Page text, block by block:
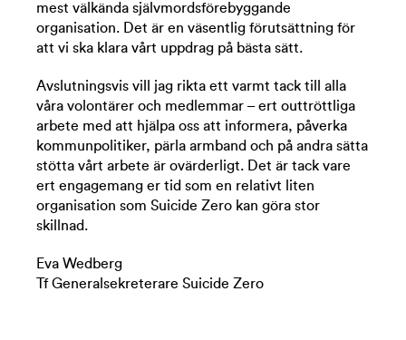
mest välkända självmordsförebyggande
organisation. Det är en väsentlig förutsättning för
att vi ska klara vårt uppdrag på bästa sätt.
Avslutningsvis vill jag rikta ett varmt tack till alla
våra volontärer och medlemmar – ert outtröttliga
arbete med att hjälpa oss att informera, påverka
kommunpolitiker, pärla armband och på andra sätta
stötta vårt arbete är ovärderligt. Det är tack vare
ert engagemang er tid som en relativt liten
organisation som Suicide Zero kan göra stor
skillnad.
Eva Wedberg
Tf Generalsekreterare Suicide Zero